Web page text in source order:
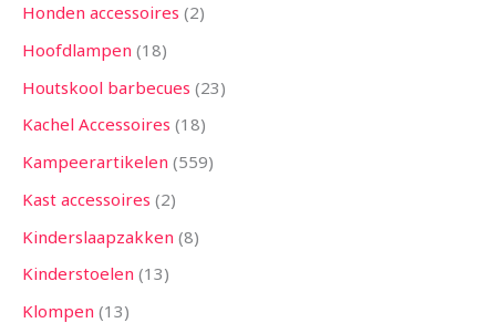
Honden accessoires 2
Hoofdlampen 18
Houtskool barbecues 23
Kachel Accessoires 18
Kampeerartikelen 559
Kast accessoires 2
Kinderslaapzakken 8
Kinderstoelen 13
Klompen 13